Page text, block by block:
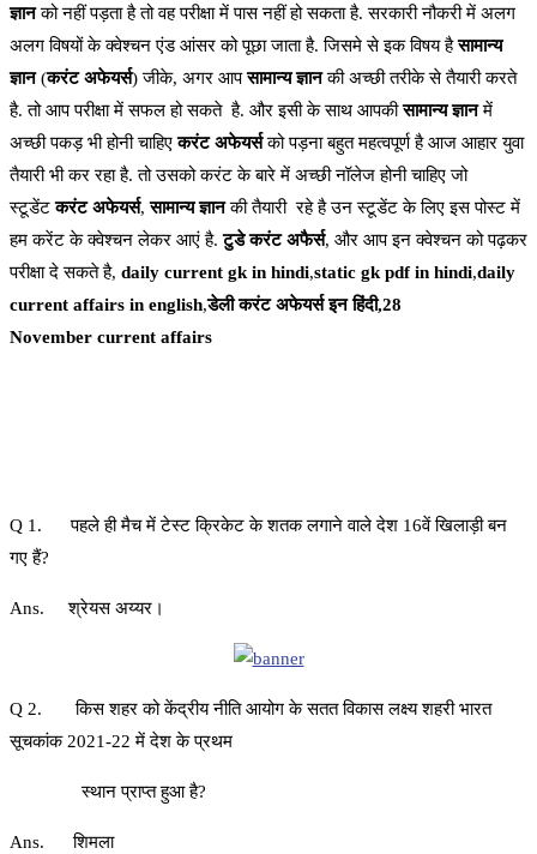
ज्ञानको नहीं पड़ता है तो वह परीक्षा में पास नहीं हो सकता है. सरकारी नौकरी में अलग
अलग विषयों के क्वेश्चन एंड आंसर को पूछा जाता है. जिसमे से इक विषय हैसामान्य
ज्ञान(करंट अफेयर्स) जीके, अगर आपसामान्य ज्ञानकी अच्छी तरीके से तैयारी करते
है. तो आप परीक्षा में सफल हो सकते है. और इसी के साथ आपकीसामान्य ज्ञानमें
अच्छी पकड़ भी होनी चाहिएकरंट अफेयर्सको पड़ना बहुत महत्वपूर्ण है आज आहार युवा
तैयारी भी कर रहा है. तो उसको करंट के बारे में अच्छी नॉलेज होनी चाहिए जो
स्टूडेंटकरंट अफेयर्स,सामान्य ज्ञानकी तैयारी रहे है उन स्टूडेंट के लिए इस पोस्ट में
हम करेंट के क्वेश्चन लेकर आएं है.टुडे करंट अफैर्स, और आप इन क्वेश्चन को पढ़कर
परीक्षा दे सकते है, daily current gk in hindi,static gk pdf in hindi,daily
current affairs in english,डेली करंट अफेयर्स इन हिंदी,28
November current affairs
Q 1. पहले ही मैच में टेस्ट क्रिकेट के शतक लगाने वाले देश 16वें खिलाड़ी बन
गए हैं?
Ans. श्रेयस अय्यर।
Q 2. किस शहर को केंद्रीय नीति आयोग के सतत विकास लक्ष्य शहरी भारत
सूचकांक 2021-22 में देश के प्रथम
स्थान प्राप्त हुआ है?
Ans. शिमला